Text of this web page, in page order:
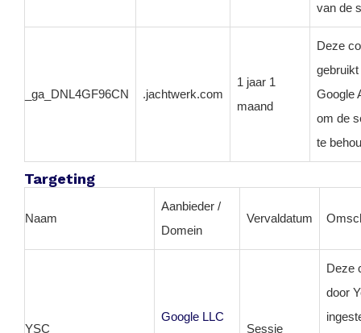
van de
_ga_DNL4GF96CN .jachtwerk.com
1 jaar 1
maand
Deze
Google
om de
te
Targeting
Naam
Aanbieder /
Domein
Vervaldatum
YSC
Google LLC
Sessie
Deze
door